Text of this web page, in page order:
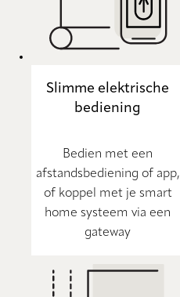
Slimme elektrische
bediening
Bedien met een
afstandsbediening of app,
of koppel met je smart
home systeem via een
gateway